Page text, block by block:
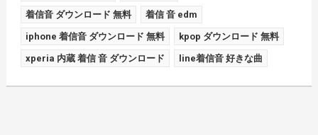
着信音 ダウンロード 無料 着信 音 edm
iphone 着信音 ダウンロード 無料 kpop ダウンロード 無料
xperia 内蔵 着信 音 ダウンロード line着信音 好きな曲